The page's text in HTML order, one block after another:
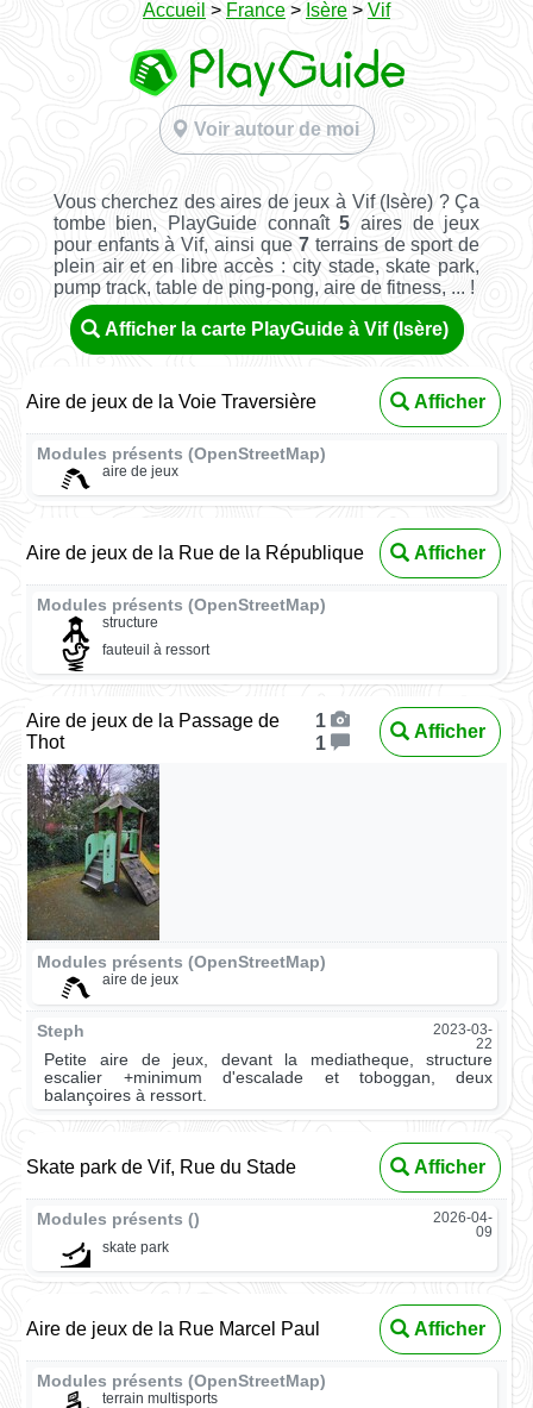
Accueil > France > Isère > Vif
Voir autour de moi
Vous cherchez des aires de jeux à Vif (Isère) ? Ça
tombe bien, PlayGuide connaît5 aires de jeux
pour enfants à Vif, ainsi que 7terrains de sport de
plein air et en libre accès : city stade, skate park,
pump track, table de ping-pong, aire de fitness, ... !
Afficher la carte PlayGuide à Vif (Isère)
Aire de jeux de la Voie Traversière Afficher
Modules présents (OpenStreetMap)
aire de jeux
Aire de jeux de la Rue de la République Afficher
Modules présents (OpenStreetMap)
structure
fauteuil à ressort
Aire de jeux de la Passage de
Thot
1
1
Afficher
Modules présents (OpenStreetMap)
aire de jeux
Steph
2023-03-
22
Petite aire de jeux, devant la mediatheque, structure
escalier +minimum d'escalade et toboggan, deux
balançoires à ressort.
Skate park de Vif, Rue du Stade Afficher
Modules présents ()
2026-04-
09
skate park
Aire de jeux de la Rue Marcel Paul Afficher
Modules présents (OpenStreetMap)
terrain multisports